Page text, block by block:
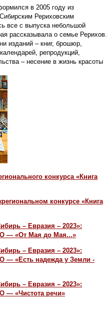
в 2005 году из
Рериховским
все с выпуска небольшой
рассказывала о семье Рерихов.
изданий – книг, брошюр,
репродукций,
– несение в жизнь красоты
конкурса «Книга
конкурсе «Книга
– Евразия – 2023»:
— «От Мая до Мая...»
– Евразия – 2023»:
— «Есть надежда у Земли -
– Евразия – 2023»:
— «Чистота речи»